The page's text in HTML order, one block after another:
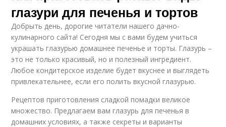
глазури для печенья и тортов
Добрыть день, дорогие читатели нашего дачно-
кулинарного сайта! Сегодня мы с вами будем учиться
украшать глазурью домашнее печенье и торты. Глазурь –
это не только красивый, но и полезный ингредиент.
Любое кондитерское изделие будет вкуснее и выглядеть
привлекательнее, если его полить вкусной глазурью.
Рецептов приготовления сладкой помадки великое
множество. Предлагаем вам глазурь для печенья в
домашних условиях, а также секреты и варианты